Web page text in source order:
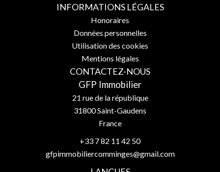
INFORMATIONS LÉGALES
Honoraires
Données personnelles
Utilisation des cookies
Mentions légales
CONTACTEZ-NOUS
GFP Immobilier
21 rue de la république
31800Saint-Gaudens
France
+33 7 82 11 42 50
gfpimmobiliercomminges@gmail.com